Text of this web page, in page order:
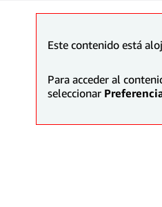
Este contenido está
Para acceder al
seleccionar